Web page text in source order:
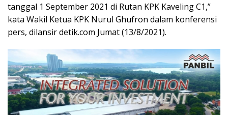
tanggal 1 September 2021 di Rutan KPK Kaveling C1,”
kata Wakil Ketua KPK Nurul Ghufron dalam konferensi
pers, dilansir detik.com Jumat (13/8/2021).